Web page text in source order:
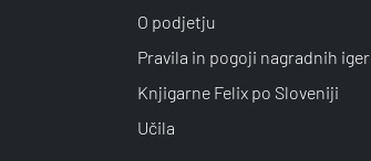
O podjetju
Pravila in pogoji nagradnih iger
Knjigarne Felix po Sloveniji
Učila